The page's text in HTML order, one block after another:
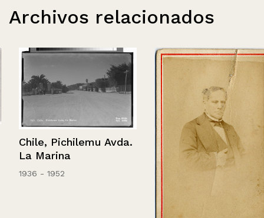
Archivos relacionados
Chile, Pichilemu Avda.
La Marina
1936 - 1952